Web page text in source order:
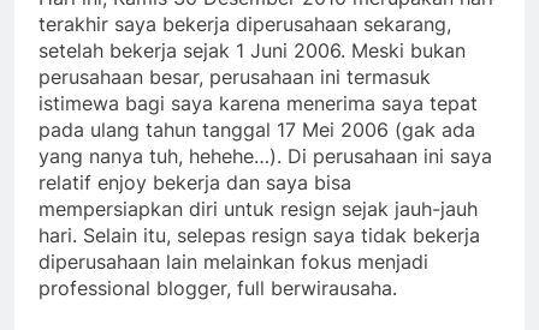
terakhir saya bekerja diperusahaan sekarang,
setelah bekerja sejak 1 Juni 2006. Meski bukan
perusahaan besar, perusahaan ini termasuk
istimewa bagi saya karena menerima saya tepat
pada ulang tahun tanggal 17 Mei 2006 (gak ada
yang nanya tuh, hehehe…). Di perusahaan ini saya
relatif enjoy bekerja dan saya bisa
mempersiapkan diri untuk resign sejak jauh-jauh
hari. Selain itu, selepas resign saya tidak bekerja
diperusahaan lain melainkan fokus menjadi
professional blogger, full berwirausaha.